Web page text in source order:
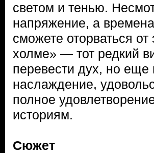
светом и тенью.
напряжение, а
сможете оторваться
холме» — тот редкий
перевести дух, но еще
наслаждение,
полное
историям.
Сюжет